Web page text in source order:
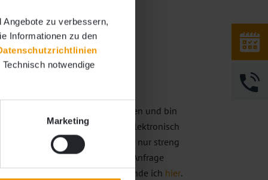
zu verbessern,
Informationen zu den
notwendige
Marketing
zur Kenntnis genommen und bin
von mir angegebenen Daten elektronisch
Meine Daten werden dabei nur streng
und Beantwortung meiner Anfrage
zu meiner Einwilligung finde ich hier.